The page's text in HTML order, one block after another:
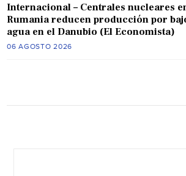
Internacional – Centrales nucleares
Rumania reducen producción por
agua en el Danubio (El Economista)
06 AGOSTO 2026